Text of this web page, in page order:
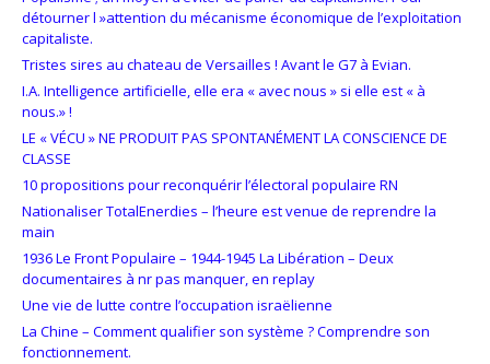
détourner l »attention du mécanisme économique de l’exploitation
capitaliste.
Tristes sires au chateau de Versailles ! Avant le G7 à Evian.
I.A. Intelligence artificielle, elle era « avec nous » si elle est « à
nous.» !
LE « VÉCU » NE PRODUIT PAS SPONTANÉMENT LA CONSCIENCE DE
CLASSE
10 propositions pour reconquérir l’électoral populaire RN
Nationaliser TotalEnerdies – l’heure est venue de reprendre la
main
1936 Le Front Populaire – 1944-1945 La Libération – Deux
documentaires à nr pas manquer, en replay
Une vie de lutte contre l’occupation israëlienne
La Chine – Comment qualifier son système ? Comprendre son
fonctionnement.